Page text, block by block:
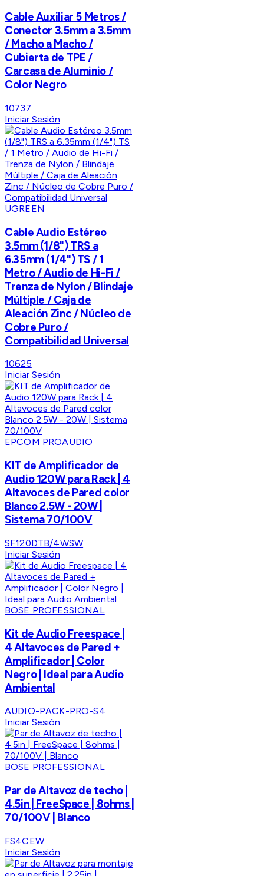
Cable Auxiliar 5 Metros /
Conector 3.5mm a 3.5mm
/ Macho a Macho /
Cubierta de TPE /
Carcasa de Aluminio /
Color Negro
10737
Iniciar Sesión
UGREEN
Cable Audio Estéreo
3.5mm (1/8") TRS a
6.35mm (1/4") TS / 1
Metro / Audio de Hi-Fi /
Trenza de Nylon / Blindaje
Múltiple / Caja de
Aleación Zinc / Núcleo de
Cobre Puro /
Compatibilidad Universal
10625
Iniciar Sesión
EPCOM PROAUDIO
KIT de Amplificador de
Audio 120W para Rack | 4
Altavoces de Pared color
Blanco 2.5W - 20W |
Sistema 70/100V
SF120DTB/4WSW
Iniciar Sesión
BOSE PROFESSIONAL
Kit de Audio Freespace |
4 Altavoces de Pared +
Amplificador | Color
Negro | Ideal para Audio
Ambiental
AUDIO-PACK-PRO-S4
Iniciar Sesión
BOSE PROFESSIONAL
Par de Altavoz de techo |
4.5in | FreeSpace | 8ohms |
70/100V | Blanco
FS4CEW
Iniciar Sesión